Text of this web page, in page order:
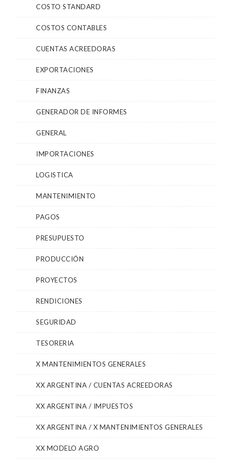
COSTO STANDARD
COSTOS CONTABLES
CUENTAS ACREEDORAS
EXPORTACIONES
FINANZAS
GENERADOR DE INFORMES
GENERAL
IMPORTACIONES
LOGISTICA
MANTENIMIENTO
PAGOS
PRESUPUESTO
PRODUCCIÓN
PROYECTOS
RENDICIONES
SEGURIDAD
TESORERIA
X MANTENIMIENTOS GENERALES
XX ARGENTINA / CUENTAS ACREEDORAS
XX ARGENTINA / IMPUESTOS
XX ARGENTINA / X MANTENIMIENTOS GENERALES
XX MODELO AGRO